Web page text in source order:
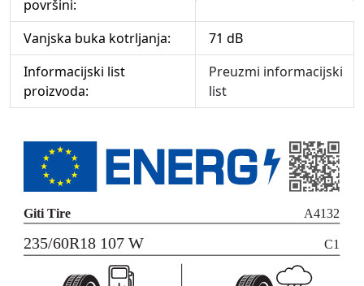
površini:
Vanjska buka kotrljanja:
71 dB
Informacijski list
proizvoda:
Preuzmi informacijski
list